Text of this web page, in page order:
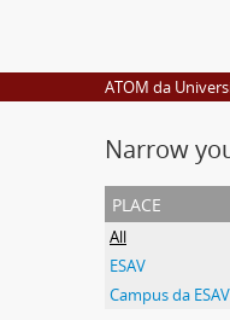
ATOM da
Narrow
place
All
ESAV
Campus da ESAV